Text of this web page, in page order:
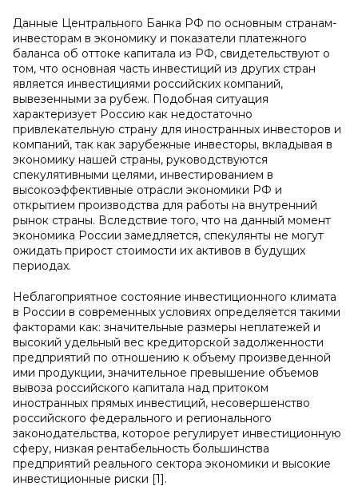
Данные Центрального Банка РФ по основным странам-
инвесторам в экономику и показатели платежного
баланса об оттоке капитала из РФ, свидетельствуют о
том, что основная часть инвестиций из других стран
является инвестициями российских компаний,
вывезенными за рубеж. Подобная ситуация
характеризует Россию как недостаточно
привлекательную страну для иностранных инвесторов и
компаний, так как зарубежные инвесторы, вкладывая в
экономику нашей страны, руководствуются
спекулятивными целями, инвестированием в
высокоэффективные отрасли экономики РФ и
открытием производства для работы на внутренний
рынок страны. Вследствие того, что на данный момент
экономика России замедляется, спекулянты не могут
ожидать прирост стоимости их активов в будущих
периодах.
Неблагоприятное состояние инвестиционного климата
в России в современных условиях определяется такими
факторами как: значительные размеры неплатежей и
высокий удельный вес кредиторской задолженности
предприятий по отношению к объему произведенной
ими продукции, значительное превышение объемов
вывоза российского капитала над притоком
иностранных прямых инвестиций, несовершенство
российского федерального и регионального
законодательства, которое регулирует инвестиционную
сферу, низкая рентабельность большинства
предприятий реального сектора экономики и высокие
инвестиционные риски [1].